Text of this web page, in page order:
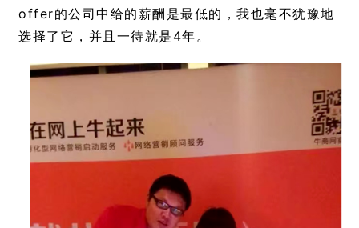
offer的公司中给的薪酬是最低的，我也毫不犹豫地
选择了它，并且一待就是4年。